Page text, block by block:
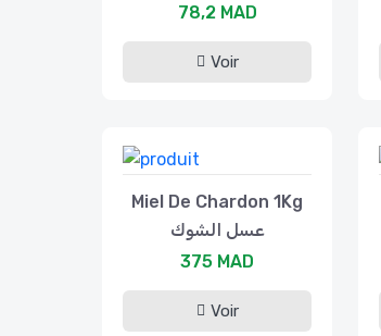
78,2 MAD
Voir
Miel De Chardon 1Kg
عسل الشوك
375 MAD
Voir